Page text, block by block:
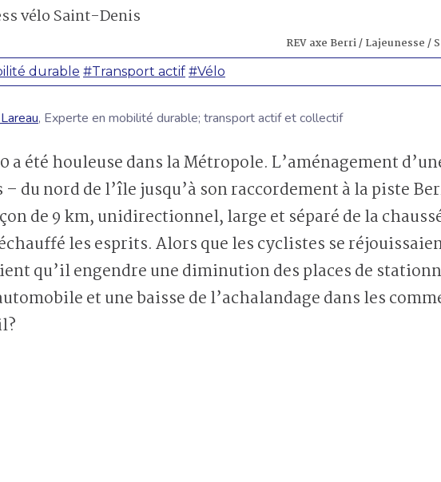
REV axe Berri / Lajeunesse
durable #Transport actif #Vélo
, Experte en mobilité durable; transport actif et collectif
a été houleuse dans la Métropole. L’aménagement
du nord de l’île jusqu’à son raccordement à la piste
de 9 km, unidirectionnel, large et séparé de la
les esprits. Alors que les cyclistes se
qu’il engendre une diminution des places de
et une baisse de l’achalandage dans les